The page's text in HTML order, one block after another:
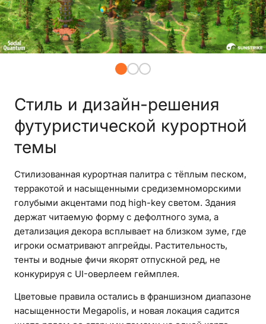
Стиль и дизайн-решения
футуристической курортной
темы
Стилизованная курортная палитра с тёплым песком,
терракотой и насыщенными средиземноморскими
голубыми акцентами под high-key светом. Здания
держат читаемую форму с дефолтного зума, а
детализация декора всплывает на близком зуме, где
игроки осматривают апгрейды. Растительность,
тенты и водные фичи якорят отпускной ред, не
конкурируя с UI-оверлеем геймплея.
Цветовые правила остались в франшизном диапазоне
насыщенности Megapolis, и новая локация садится